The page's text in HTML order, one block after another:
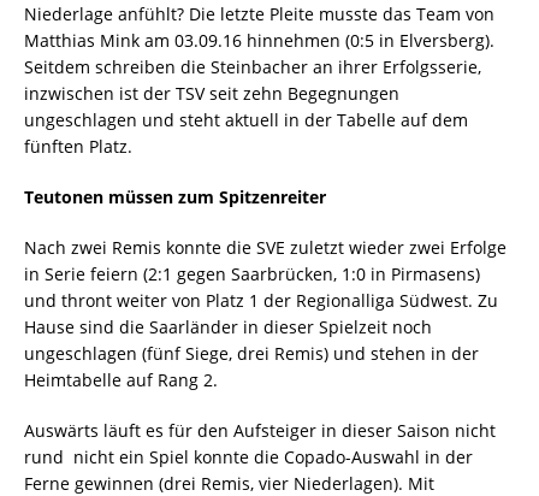
Niederlage anfühlt? Die letzte Pleite musste das Team von
Matthias Mink am 03.09.16 hinnehmen (0:5 in Elversberg).
Seitdem schreiben die Steinbacher an ihrer Erfolgsserie,
inzwischen ist der TSV seit zehn Begegnungen
ungeschlagen und steht aktuell in der Tabelle auf dem
fünften Platz.
Teutonen müssen zum Spitzenreiter
Nach zwei Remis konnte die SVE zuletzt wieder zwei Erfolge
in Serie feiern (2:1 gegen Saarbrücken, 1:0 in Pirmasens)
und thront weiter von Platz 1 der Regionalliga Südwest. Zu
Hause sind die Saarländer in dieser Spielzeit noch
ungeschlagen (fünf Siege, drei Remis) und stehen in der
Heimtabelle auf Rang 2.
Auswärts läuft es für den Aufsteiger in dieser Saison nicht
rund  nicht ein Spiel konnte die Copado-Auswahl in der
Ferne gewinnen (drei Remis, vier Niederlagen). Mit